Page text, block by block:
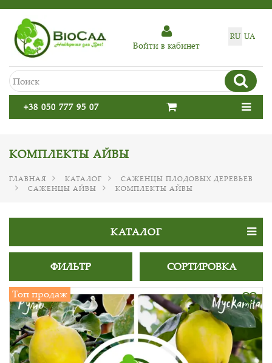
RU UA
Войти в кабинет
+38 050 777 95 07
КОМПЛЕКТЫ АЙВЫ
ГЛАВНАЯ КАТАЛОГ
САЖЕНЦЫ ПЛОДОВЫХ ДЕРЕВЬЕВ
САЖЕНЦЫ АЙВЫ
КОМПЛЕКТЫ АЙВЫ
КАТАЛОГ
ФИЛЬТР СОРТИРОВКА
Топ продаж